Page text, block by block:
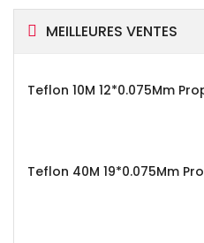
MEILLEURES VENTES
Teflon 10M 12*0.075Mm
Teflon 40M 19*0.075Mm